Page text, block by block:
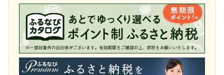
令和8年5・6月台風・豪雨 災害支援
令和8年4月火災 災害支援
令和8年1月豪雪 災害支援
令和7年11月火災 災害支援